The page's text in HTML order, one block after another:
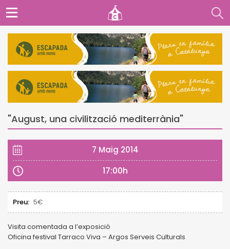
"August, una civilització mediterrània"
7 Maig 2014
17:00h
Preu: 5€
Visita comentada a l’exposició
Oficina festival Tarraco Viva – Argos Serveis Culturals